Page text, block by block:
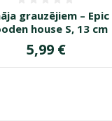
grauzējiem – Epic
house S, 13 cm
Cena
5,99 €